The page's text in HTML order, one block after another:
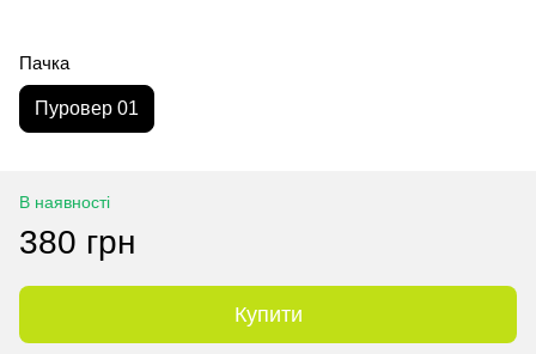
Пачка
Пуровер 01
В наявності
380 грн
Купити